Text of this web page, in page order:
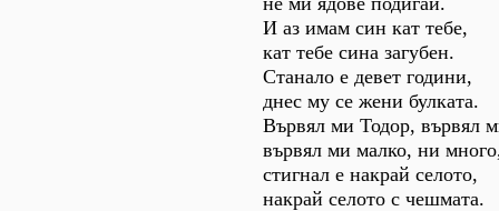
И аз имам син кат тебе,
кат тебе сина загубен.
Станало е девет години,
днес му се жени булката.
Вървял ми Тодор, вървял
вървял ми малко, ни
стигнал е накрай селото,
накрай селото с чешмата.